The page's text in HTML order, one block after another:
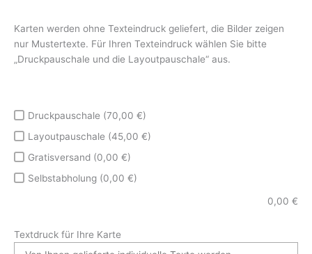
Karten werden ohne Texteindruck geliefert, die Bilder zeigen
nur Mustertexte. Für Ihren Texteindruck wählen Sie bitte
„Druckpauschale und die Layoutpauschale“ aus.
Druckpauschale (70,00 €)
Layoutpauschale (45,00 €)
Gratisversand (0,00 €)
Selbstabholung (0,00 €)
0,00 €
Textdruck für Ihre Karte